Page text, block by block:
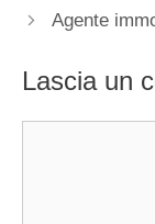
Agente
Lascia un